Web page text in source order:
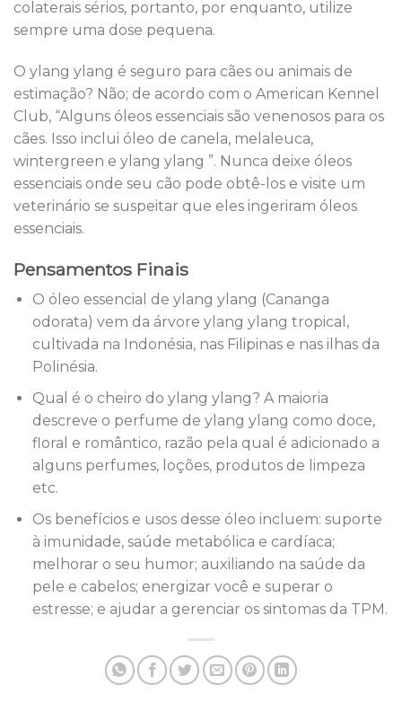
colaterais sérios, portanto, por enquanto, utilize
sempre uma dose pequena.
O ylang ylang é seguro para cães ou animais de
estimação? Não; de acordo com o American Kennel
Club, “Alguns óleos essenciais são venenosos para os
cães. Isso inclui óleo de canela, melaleuca,
wintergreen e ylang ylang ”. Nunca deixe óleos
essenciais onde seu cão pode obtê-los e visite um
veterinário se suspeitar que eles ingeriram óleos
essenciais.
Pensamentos Finais
O óleo essencial de ylang ylang (Cananga
odorata) vem da árvore ylang ylang tropical,
cultivada na Indonésia, nas Filipinas e nas ilhas da
Polinésia.
Qual é o cheiro do ylang ylang? A maioria
descreve o perfume de ylang ylang como doce,
floral e romântico, razão pela qual é adicionado a
alguns perfumes, loções, produtos de limpeza
etc.
Os benefícios e usos desse óleo incluem: suporte
à imunidade, saúde metabólica e cardíaca;
melhorar o seu humor; auxiliando na saúde da
pele e cabelos; energizar você e superar o
estresse; e ajudar a gerenciar os sintomas da TPM.